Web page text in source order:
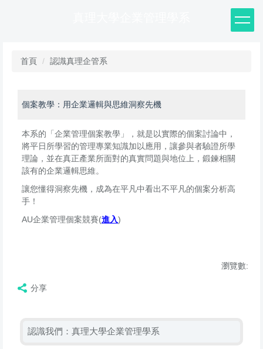
首頁 認識真理企管系
個案教學：用企業邏輯與思維洞察先機
本系的「企業管理個案教學」，就是以實際的個案討論中，
將平日所學習的管理專業知識加以應用，讓參與者驗證所學
理論，並在真正產業所面對的真實問題與地位上，鍛鍊相關
該有的企業邏輯思維。
讓您懂得洞察先機，成為在平凡中看出不平凡的個案分析高
手！
AU企業管理個案競賽(進入)
瀏覽數:
分享
認識我們：真理大學企業管理學系